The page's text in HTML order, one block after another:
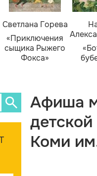
Светлана Горева
«Приключения
сыщика Рыжего
Фокса»
Афиша
Коми